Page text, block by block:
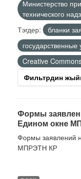
Министерство
технического
Тэгдер:
бланки
государственные
Creative
Фильтрдин
Формы
Едином окне
Формы заявлений
МПРЭТН КР